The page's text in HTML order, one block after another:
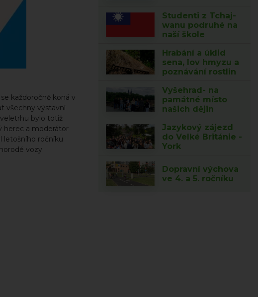
každoročně koná v
všechny výstavní
bylo totiž
herec a moderátor
letošního ročníku
vozy
Studenti z Tchaj-
wanu podruhé na
naší škole
Hrabání a úklid
sena, lov hmyzu a
poznávání rostlin
Vyšehrad- na
památné místo
našich dějin
Jazykový zájezd
do Velké Británie -
York
Dopravní výchova
ve 4. a 5. ročníku